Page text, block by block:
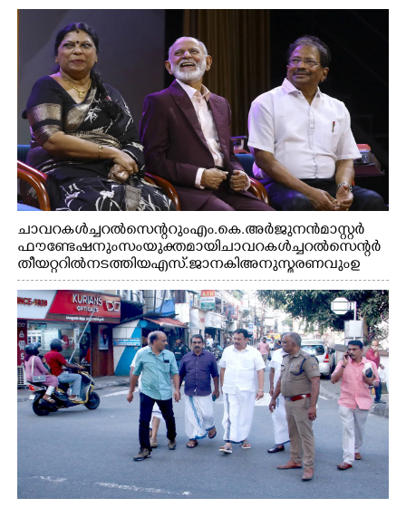
ചാവറ കൾച്ചറൽ സെന്ററും എം.കെ. അർജുനൻ മാസ്റ്റർ
ഫൗണ്ടേഷനും സംയുക്തമായി ചാവറ കൾച്ചറൽ സെന്റർ
തീയറ്ററിൽ നടത്തിയ എസ്. ജാനകി അനുസ്മരണവും ഉ
ദ്ഘാടനം ചെയ്യാനെത്തിയ സംഗീത സംവിധായകൻ ജെറി
അമൽദേവ്, ഗായിക ജെൻസി, എം.കെ. അർജുനൻ
ഫൗണ്ടേഷൻ ചെയർമാൻ ഡോ. രാധാകൃഷ്ണൻ എന്നിവർ